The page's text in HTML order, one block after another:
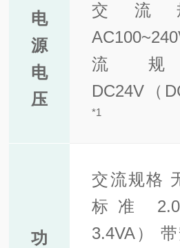
电
源
电
压
交流
流
DC24V（
*1
功
交流规格
标准
3.4VA）